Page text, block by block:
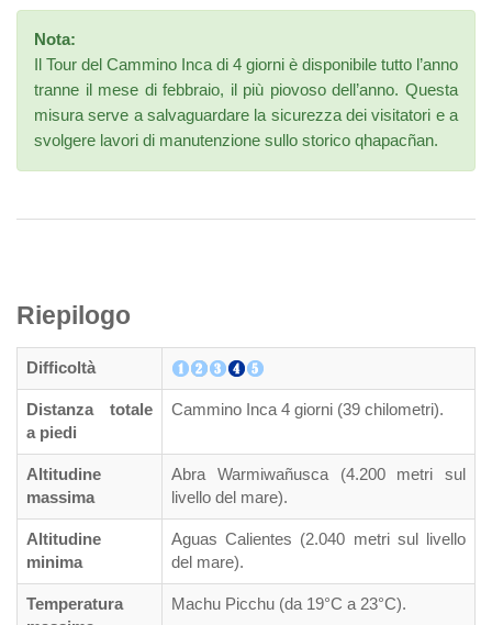
Nota:
Il Tour del Cammino Inca di 4 giorni è disponibile tutto l’anno
tranne il mese di febbraio, il più piovoso dell’anno. Questa
misura serve a salvaguardare la sicurezza dei visitatori e a
svolgere lavori di manutenzione sullo storico qhapacñan.
Riepilogo
Difficoltà
Distanza totale
a piedi
Cammino Inca 4 giorni (39 chilometri).
Altitudine
massima
Abra Warmiwañusca (4.200 metri sul
livello del mare).
Altitudine
minima
Aguas Calientes (2.040 metri sul livello
del mare).
Temperatura
Machu Picchu (da 19°C a 23°C).